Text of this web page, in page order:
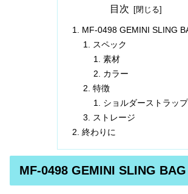
目次
MF-0498 GEMINI SLING
スペック
素材
カラー
特徴
ショルダーストラップ
ストレージ
終わりに
MF-0498 GEMINI SLING BAG